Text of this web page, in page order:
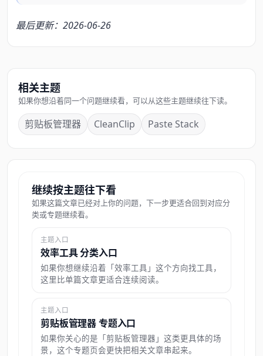
最后更新：2026-06-26
相关主题
如果你想沿着同一个问题继续看，可以从这些主题继续往下读。
剪贴板管理器 CleanClip Paste Stack
继续按主题往下看
如果这篇文章已经对上你的问题，下一步更适合回到对应分
类或专题继续看。
主题入口
效率工具 分类入口
如果你想继续沿着「效率工具」这个方向找工具，
这里比单篇文章更适合连续阅读。
主题入口
剪贴板管理器 专题入口
如果你关心的是「剪贴板管理器」这类更具体的场
景，这个专题页会更快把相关文章串起来。